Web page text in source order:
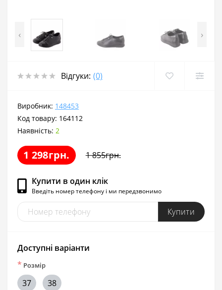
‹ ›
Відгуки: (0)
Виробник: 148453
Код товару: 164112
Наявність: 2
1 298грн. 1 855грн.
Купити в один клік
Введіть номер телефону і ми передзвонимо
Купити
Доступні варіанти
* Розмір
37 38